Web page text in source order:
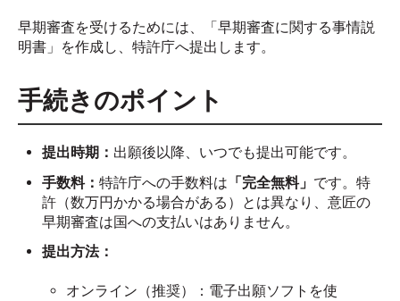
早期審査を受けるためには、「早期審査に関する事情説
明書」を作成し、特許庁へ提出します。
手続きのポイント
提出時期： 出願後以降、いつでも提出可能です。
手数料：特許庁への手数料は 「完全無料」 です。特
許（数万円かかる場合がある）とは異なり、意匠の
早期審査は国への支払いはありません。
提出方法：
オンライン（推奨）：電子出願ソフトを使